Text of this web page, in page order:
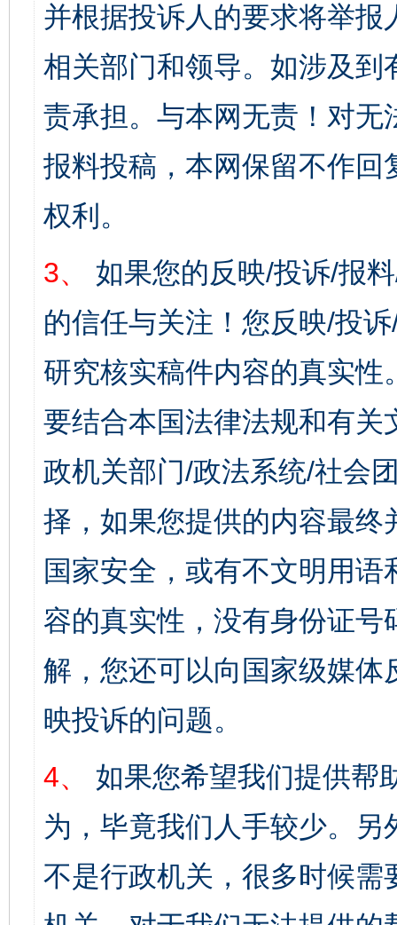
并根据投诉人的要求将举
相关部门和领导。如涉及
责承担。与本网无责！对
报料投稿，本网保留不作
权利。
3、
如果您的反映/投诉/报
的信任与关注！您反映/投
研究核实稿件内容的真实
要结合本国法律法规和有关
政机关部门/政法系统/社会
择，如果您提供的内容最
国家安全，或有不文明用
容的真实性，没有身份证
解，您还可以向国家级媒
映投诉的问题。
4、
如果您希望我们提供帮
为，毕竟我们人手较少。
不是行政机关，很多时候